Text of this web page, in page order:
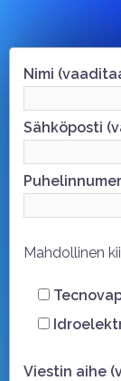
Nimi
Sähköposti
Mahdollinen
Viestin aihe